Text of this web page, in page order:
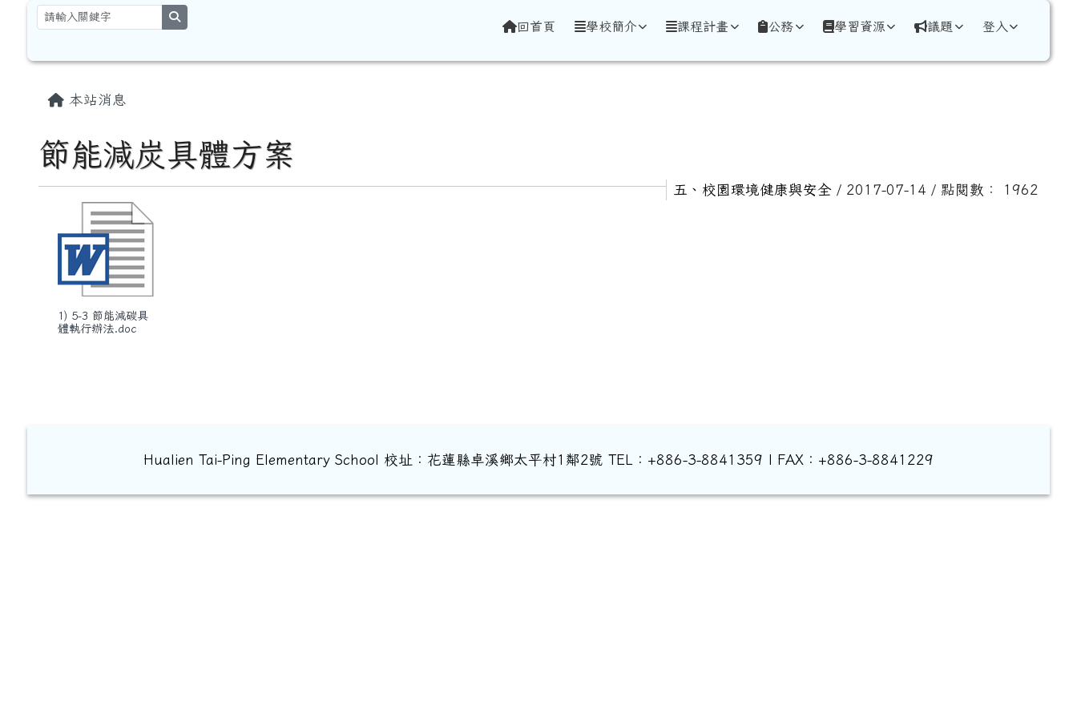
跳至主內容區
花蓮縣卓溪鄉太平國民小學全球資訊網
回首頁 學校簡介 課程計畫 公務 學習資源 議題 登入
本站消息
節能減炭具體方案
五、校園環境健康與安全 / 2017-07-14 / 點閱數： 1962
1) 5-3 節能減碳具
體執行辦法.doc
Hualien Tai-Ping Elementary School 校址：花蓮縣卓溪鄉太平村1鄰2號 TEL：+886-3-8841359 | FAX：+886-3-8841229